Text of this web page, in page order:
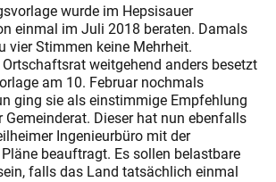
wurde im Hepsisauer
einmal im Juli 2018 beraten. Damals
vier Stimmen keine Mehrheit.
weitgehend anders besetzt
am 10. Februar nochmals
ging sie als einstimmige Empfehlung
Gemeinderat. Dieser hat nun ebenfalls
Ingenieurbüro mit der
beauftragt. Es sollen belastbare
falls das Land tatsächlich einmal